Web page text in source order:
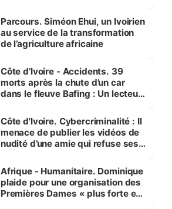
Parcours. Siméon Ehui, un Ivoirien
au service de la transformation
de l’agriculture africaine
Côte d’Ivoire - Accidents. 39
morts après la chute d’un car
dans le fleuve Bafing : Un lecteur
des Transports
Côte d'Ivoire. Cybercriminalité : Il
menace de publier les vidéos de
nudité d’une amie qui refuse ses
Afrique - Humanitaire. Dominique
plaide pour une organisation des
Premières Dames « plus forte et